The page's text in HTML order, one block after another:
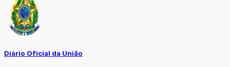
Diário Oficial da União